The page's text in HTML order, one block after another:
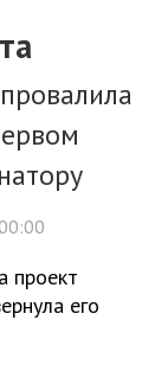
проект
его